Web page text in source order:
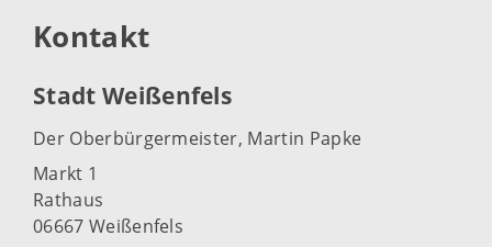
Kontakt
Stadt Weißenfels
Der Oberbürgermeister, Martin Papke
Markt 1
Rathaus
06667 Weißenfels